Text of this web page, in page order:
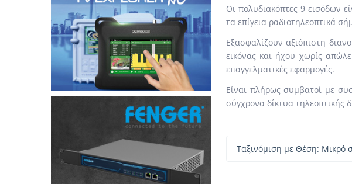
Οι πολυδιακόπτες 9 εισόδων
τα επίγεια ραδιοτηλεοπτικά
Εξασφαλίζουν αξιόπιστη
εικόνας και ήχου χωρίς
επαγγελματικές εφαρμογές.
Είναι πλήρως συμβατοί με
σύγχρονα δίκτυα τηλεοπτικής
Ταξινόμιση με Θέση: Μικρό